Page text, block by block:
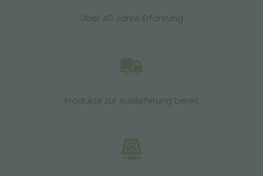
Über 40 Jahre Erfahrung
Produkte zur Auslieferung bereit